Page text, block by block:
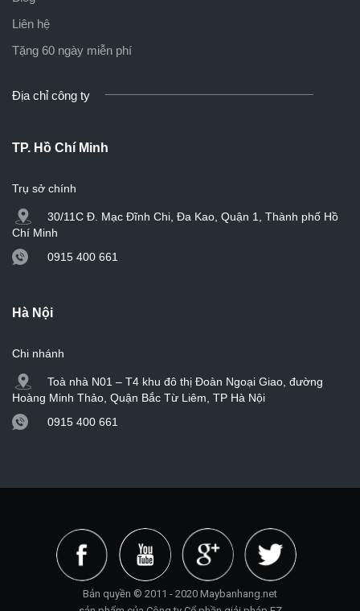
Liên hệ
Tặng 60 ngày miễn phí
Địa chỉ công ty
TP. Hồ Chí Minh
Trụ sở chính
30/11C Đ. Mạc Đĩnh Chi, Đa Kao, Quận 1, Thành phố Hồ
Chí Minh
0915 400 661
Hà Nội
Chi nhánh
Toà nhà N01 – T4 khu đô thị Đoàn Ngoại Giao, đường
Hoàng Minh Thảo, Quận Bắc Từ Liêm, TP Hà Nội
0915 400 661
Bản quyền © 2011 - 2020 Maybanhang.net